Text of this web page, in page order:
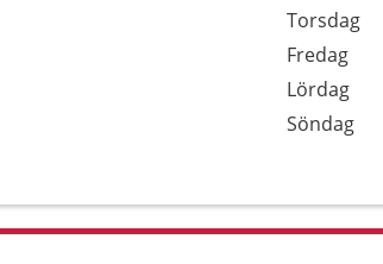
Torsdag
Fredag
Lördag
Söndag